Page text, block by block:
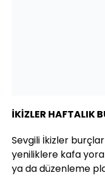
İKİZLER HAFTALIK
Sevgili İkizler
yeniliklere kafa
ya da düzenleme